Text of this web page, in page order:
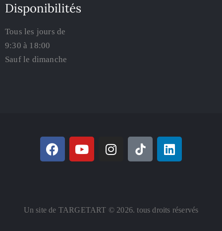
Disponibilités
Tous les jours de
9:30 à 18:00
Sauf le dimanche
Un site de TARGETART © 2026. tous droits réservés